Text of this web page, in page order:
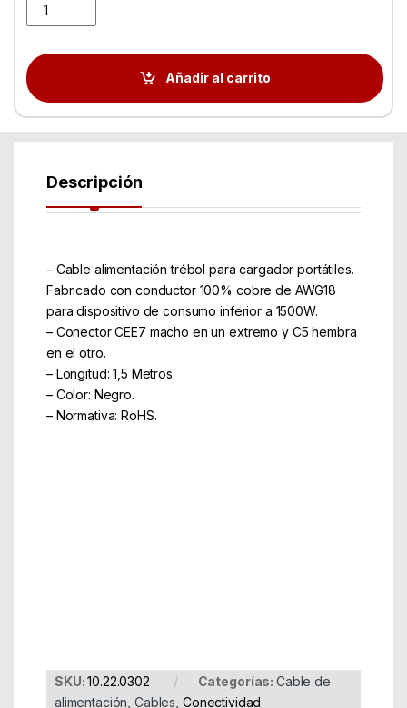
Añadir al carrito
Descripción
– Cable alimentación trébol para cargador portátiles.
Fabricado con conductor 100% cobre de AWG18
para dispositivo de consumo inferior a 1500W.
– Conector CEE7 macho en un extremo y C5 hembra
en el otro.
– Longitud: 1,5 Metros.
– Color: Negro.
– Normativa: RoHS.
SKU:10.22.0302 Categorías: Cable de
alimentación ,Cables Conectividad